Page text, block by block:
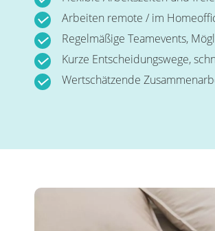
Arbeiten remote / im
Regelmäßige Teamevents,
Kurze Entscheidungswege,
Wertschätzende